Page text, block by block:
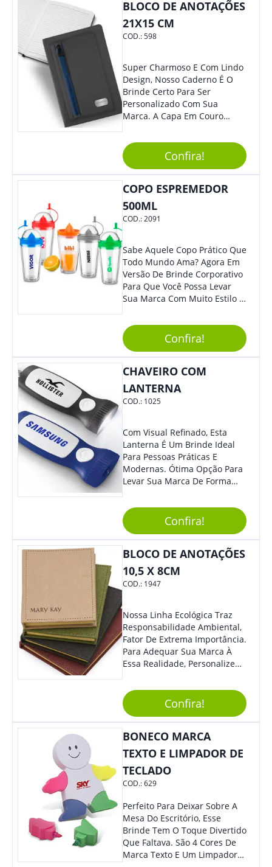
Sua Empresa.
BLOCO DE ANOTAÇÕES
21X15 CM
COD.:598
Super Charmoso E Com Lindo
Design, Nosso Caderno É O
Brinde Certo Para Ser
Personalizado Com Sua
Marca. A Capa Em Couro
Elástico Permite Maior
Segurança Ao Carregá-Lo.
Ofereça A Seus Clientes E
Colaboradores, Sem Dúvidas
Eles Irão Adorar.
Confira!
COPO ESPREMEDOR
500ML
COD.:2091
Sabe Aquele Copo Prático Que
Todo Mundo Ama? Agora Em
Versão De Brinde Corporativo
Para Que Você Possa Levar
Sua Marca Com Muito Estilo E
Praticidade À Eventos E Feiras
De Exposição.Confira!
CHAVEIRO COM
LANTERNA
COD.: 1025
Com Visual Refinado, Esta
Lanterna É Um Brinde Ideal
Para Pessoas Práticas E
Modernas. Ótima Opção Para
Levar Sua Marca De Forma
Sua Empresa Em Eventos,
Reuniões Corporativas Ou Até
Mesmo Para Presentear
Colaboradores E Parceiros De
Sua Empresa.
Confira!
BLOCO DE ANOTAÇÕES
10,5 X 8CM
COD.: 1947
Nossa Linha Ecológica Traz
Responsabilidade Ambiental,
Fator De Extrema Importância.
Para Adequar Sua Marca À
Essa Realidade, Personalize
Anotações Com Post-It E
Caneta. Elaborado A Partir De
Material Reciclado, O Brinde
Também É Prático, Tornando-
Se Assim Excelente Para Uso
Cotidiano. Perfeito, Não É?!
Confira!
BONECO MARCA
TEXTO E LIMPADOR DE
TECLADO
COD.:629
Perfeito Para Deixar Sobre A
Mesa Do Escritório, Esse
Brinde Tem O Toque Divertido
Que Faltava. São 4 Cores De
Marca Texto E Um Limpador